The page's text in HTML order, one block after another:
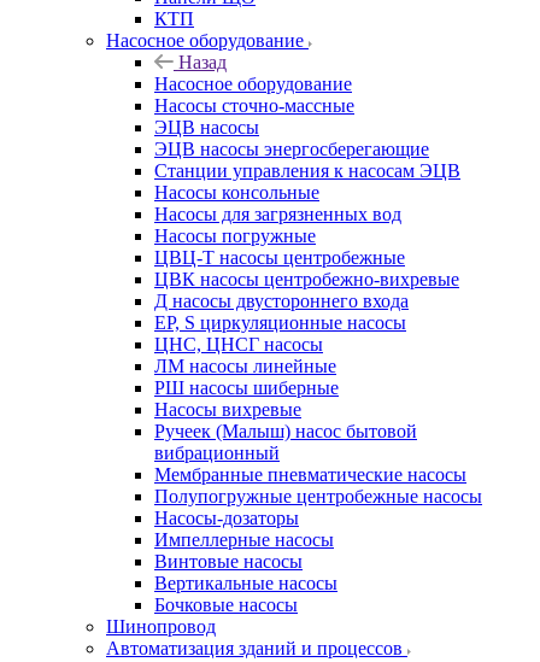
КТП
Насосное оборудование
Назад
Насосное оборудование
Насосы сточно-массные
ЭЦВ насосы
ЭЦВ насосы энергосберегающие
Станции управления к насосам ЭЦВ
Насосы консольные
Насосы для загрязненных вод
Насосы погружные
ЦВЦ-Т насосы центробежные
ЦВК насосы центробежно-вихревые
Д насосы двустороннего входа
EP, S циркуляционные насосы
ЦНС, ЦНСГ насосы
ЛМ насосы линейные
РШ насосы шиберные
Насосы вихревые
Ручеек (Малыш) насос бытовой
вибрационный
Мембранные пневматические насосы
Полупогружные центробежные насосы
Насосы-дозаторы
Импеллерные насосы
Винтовые насосы
Вертикальные насосы
Бочковые насосы
Шинопровод
Автоматизация зданий и процессов